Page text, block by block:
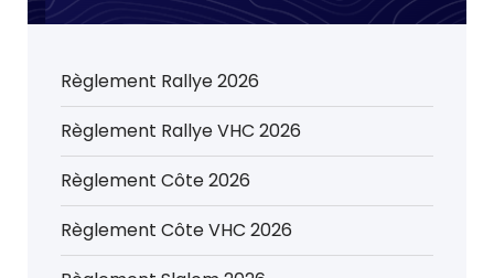
Règlement Rallye 2026
Règlement Rallye VHC 2026
Règlement Côte 2026
Règlement Côte VHC 2026